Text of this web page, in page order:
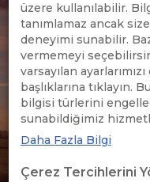
üzere kullanılabilir.
tanımlamaz ancak
deneyimi sunabilir.
vermemeyi
varsayılan
başlıklarına tıklayın.
bilgisi türlerini
sunabildiğimiz
Daha Fazla Bilgi
Çerez Tercihlerini